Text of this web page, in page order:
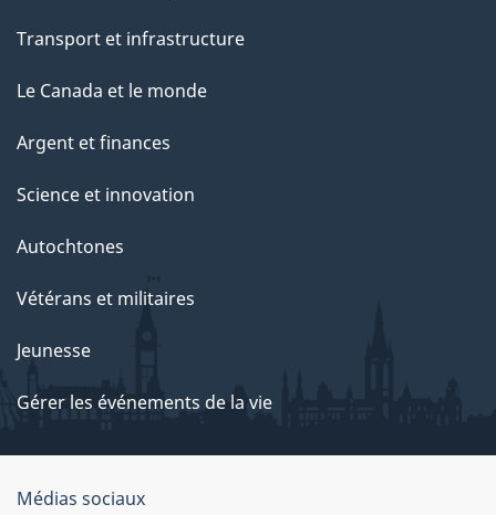
Transport et infrastructure
Le Canada et le monde
Argent et finances
Science et innovation
Autochtones
Vétérans et militaires
Jeunesse
Gérer les événements de la vie
Organisation
Médias sociaux